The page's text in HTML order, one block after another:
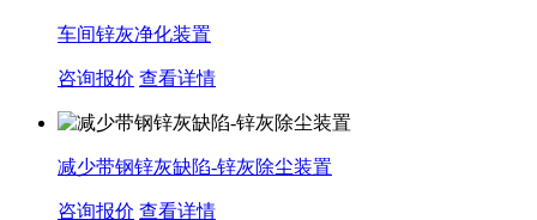
车间锌灰净化装置
咨询报价 查看详情
减少带钢锌灰缺陷-锌灰除尘装置
咨询报价 查看详情